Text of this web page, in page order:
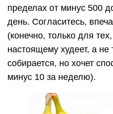
пределах от минус 500
день. Согласитесь,
(конечно, только для
настоящему худеет, а не
собирается, но хочет
минус 10 за неделю).